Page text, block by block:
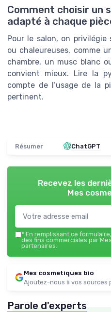
Comment choisir un
adapté à chaque
Pour le salon, on
ou chaleureuses, comme
chambre, un musc blanc
convient mieux. Lire la
compte de l’usage de la
pertinent.
Résumer ChatGPT
Recevez les
Mes
* En remplissant ce
des fins commerciales par
partenaires.
Mes cosmetiques bio
Ajoutez-nous à vos sources
Parole d'experts